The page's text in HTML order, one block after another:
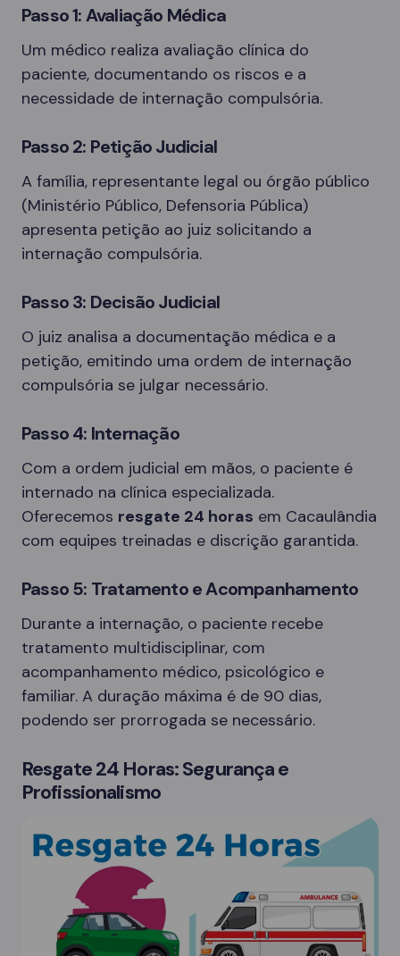
Passo 1: Avaliação Médica
Um médico realiza avaliação clínica do
paciente, documentando os riscos e a
necessidade de internação compulsória.
Passo 2: Petição Judicial
A família, representante legal ou órgão público
(Ministério Público, Defensoria Pública)
apresenta petição ao juiz solicitando a
internação compulsória.
Passo 3: Decisão Judicial
O juiz analisa a documentação médica e a
petição, emitindo uma ordem de internação
compulsória se julgar necessário.
Passo 4: Internação
Com a ordem judicial em mãos, o paciente é
internado na clínica especializada.
Oferecemos resgate 24 horas em Cacaulândia
com equipes treinadas e discrição garantida.
Passo 5: Tratamento e Acompanhamento
Durante a internação, o paciente recebe
tratamento multidisciplinar, com
acompanhamento médico, psicológico e
familiar. A duração máxima é de 90 dias,
podendo ser prorrogada se necessário.
Resgate 24 Horas: Segurança e
Profissionalismo